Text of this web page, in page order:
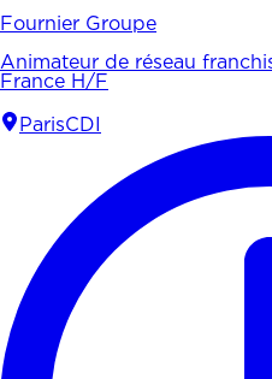
Fournier Groupe
Animateur de réseau
France H/F
ParisCDI